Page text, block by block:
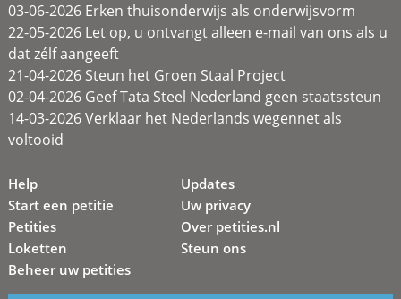
03-06-2026 Erken thuisonderwijs als onderwijsvorm
22-05-2026 Let op, u ontvangt alleen e-mail van ons als u
dat zélf aangeeft
21-04-2026 Steun het Groen Staal Project
02-04-2026 Geef Tata Steel Nederland geen staatssteun
14-03-2026 Verklaar het Nederlands wegennet als
voltooid
Help
Start een petitie
Petities
Loketten
Beheer uw petities
Updates
Uw privacy
Over petities.nl
Steun ons